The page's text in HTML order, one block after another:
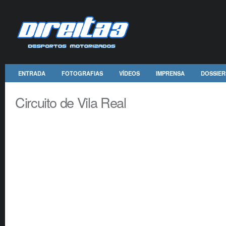
ENTRADA FOTOGRAFIAS VÍDEOS IMPRENSA
Circuito de Vila Real